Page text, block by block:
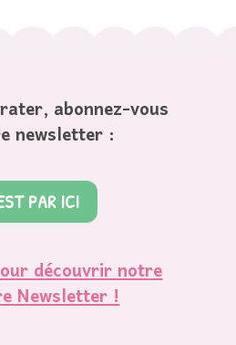
abonnez-vous
newsletter :
PAR ICI
découvrir notre
Newsletter !